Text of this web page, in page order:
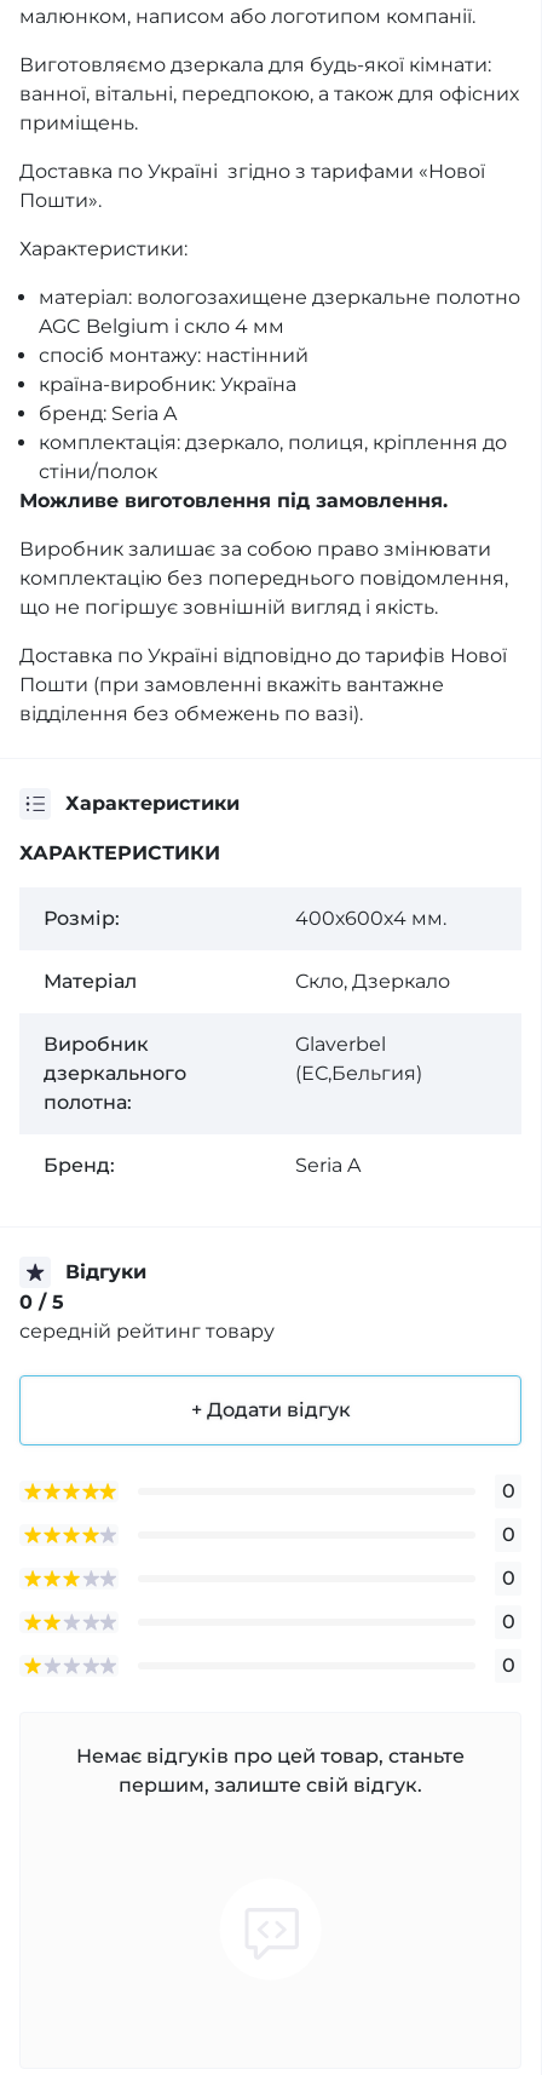
малюнком, написом або логотипом компанії.
Виготовляємо дзеркала для будь-якої кімнати:
ванної, вітальні, передпокою, а також для офісних
приміщень.
Доставка по Україні згідно з тарифами «Нової
Пошти».
Характеристики:
матеріал: вологозахищене дзеркальне полотно
AGC Belgium і скло 4 мм
спосіб монтажу: настінний
країна-виробник: Україна
бренд: Seria A
комплектація: дзеркало, полиця, кріплення до
стіни/полок
Можливе виготовлення під замовлення.
Виробник залишає за собою право змінювати
комплектацію без попереднього повідомлення,
що не погіршує зовнішній вигляд і якість.
Доставка по Україні відповідно до тарифів Нової
Пошти (при замовленні вкажіть вантажне
відділення без обмежень по вазі).
Характеристики
ХАРАКТЕРИСТИКИ
Розмір: 400х600х4 мм.
Матеріал Скло, Дзеркало
Виробник
дзеркального
полотна:
Glaverbel
(ЕС,Бельгия)
Бренд: Seria A
Відгуки
0 / 5
середній рейтинг товару
+ Додати відгук
0
0
0
0
0
Немає відгуків про цей товар, станьте
першим, залиште свій відгук.